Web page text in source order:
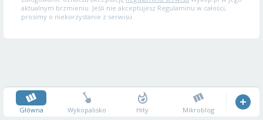
aktualnym brzmieniu. Jeśli nie akceptujesz Regulaminu w całości,
prosimy o niekorzystanie z serwisu.
Główna Wykopalisko Hity Mikroblog